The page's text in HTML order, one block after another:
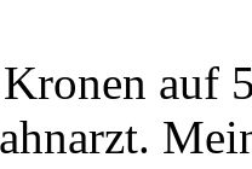
auf